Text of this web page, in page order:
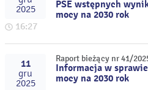
2025
16:27
PSE wstępnych
mocy na 2030 rok
11
gru
2025
Raport bieżący nr 41/
Informacja w
mocy na 2030 rok